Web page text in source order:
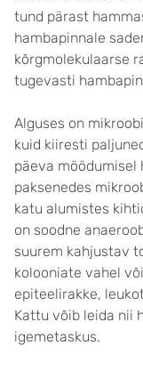
tund pärast
hambapinnale
kõrgmolekulaarse
tugevasti
Alguses on
kuid kiiresti
päeva möödumisel
paksenedes
katu alumistes
on soodne
suurem kahjustav
kolooniate vahel
epiteelirakke,
Kattu võib leida nii
igemetaskus.